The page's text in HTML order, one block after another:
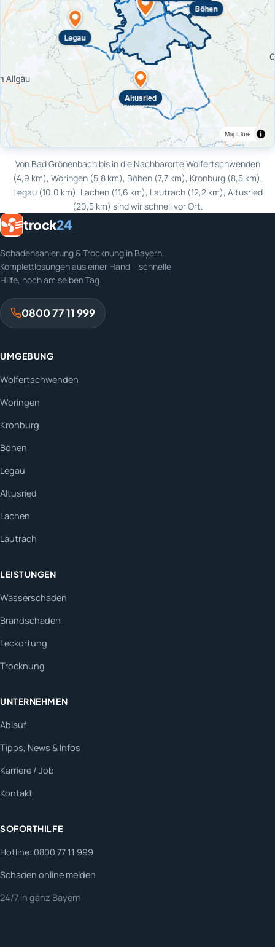
Böhen
Legau
Altusried
MapLibre
Von Bad Grönenbach bis in die Nachbarorte Wolfertschwenden
(4,9 km), Woringen (5,8 km), Böhen (7,7 km), Kronburg (8,5 km),
Legau (10,0 km), Lachen (11,6 km), Lautrach (12,2 km), Altusried
(20,5 km) sind wir schnell vor Ort.
trock24
Schadensanierung & Trocknung in Bayern.
Komplettlösungen aus einer Hand – schnelle
Hilfe, noch am selben Tag.
0800 77 11 999
UMGEBUNG
Wolfertschwenden
Woringen
Kronburg
Böhen
Legau
Altusried
Lachen
Lautrach
LEISTUNGEN
Wasserschaden
Brandschaden
Leckortung
Trocknung
UNTERNEHMEN
Ablauf
Tipps, News & Infos
Karriere / Job
Kontakt
SOFORTHILFE
Hotline: 0800 77 11 999
Schaden online melden
24/7 in ganz Bayern